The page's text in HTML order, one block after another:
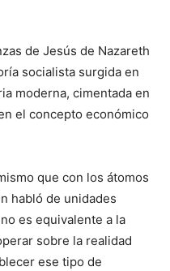
de Jesús de Nazareth
socialista surgida en
moderna, cimentada en
el concepto económico
que con los átomos
habló de unidades
es equivalente a la
sobre la realidad
ese tipo de